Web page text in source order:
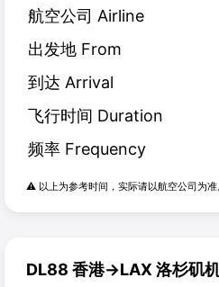
航空公司 Airline
出发地 From
到达 Arrival
飞行时间 Duration
频率 Frequency
⚠️ 以上为参考时间，实际请以航空公司为准
DL88 香港→LAX洛杉矶